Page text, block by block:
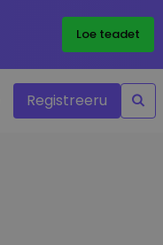
Loe teadet
Registreeru